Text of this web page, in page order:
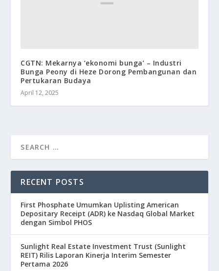
CGTN: Mekarnya ‘ekonomi bunga’ – Industri
Bunga Peony di Heze Dorong Pembangunan dan
Pertukaran Budaya
April 12, 2025
RECENT POSTS
First Phosphate Umumkan Uplisting American
Depositary Receipt (ADR) ke Nasdaq Global Market
dengan Simbol PHOS
Sunlight Real Estate Investment Trust (Sunlight
REIT) Rilis Laporan Kinerja Interim Semester
Pertama 2026